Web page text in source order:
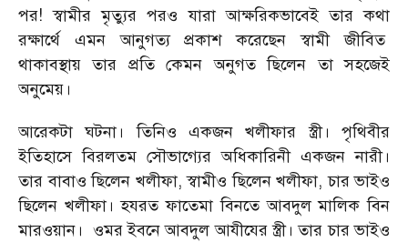
পর! স্বামীর মৃত্যুর পরও যারা আক্ষরিকভাবেই তার কথা
রক্ষার্থে এমন আনুগত্য প্রকাশ করেছেন স্বামী জীবিত
থাকাবস্থায় তার প্রতি কেমন অনুগত ছিলেন তা সহজেই
অনুমেয়।
আরেকটা ঘটনা। তিনিও একজন খলীফার স্ত্রী। পৃথিবীর
ইতিহাসে বিরলতম সৌভাগ্যের অধিকারিনী একজন নারী।
তার বাবাও ছিলেন খলীফা, স্বামীও ছিলেন খলীফা, চার ভাইও
ছিলেন খলীফা। হযরত ফাতেমা বিনতে আবদুল মালিক বিন
মারওয়ান। ওমর ইবনে আবদুল আযীযের স্ত্রী। তার চার ভাইও